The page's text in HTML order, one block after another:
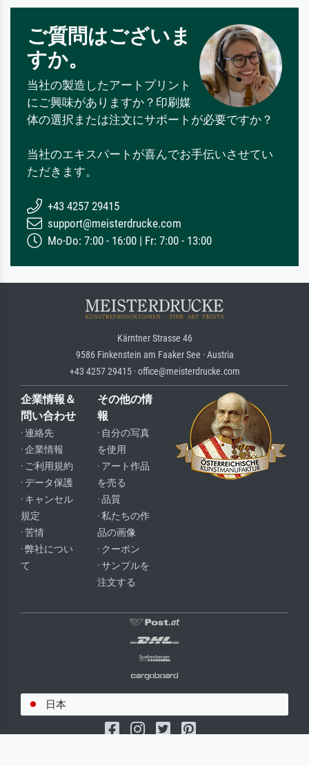
ご質問はございま
すか。
当社の製造したアートプリント
にご興味がありますか？印刷媒
体の選択または注文にサポートが必要ですか？
当社のエキスパートが喜んでお手伝いさせてい
ただきます。
+43 4257 29415
support@meisterdrucke.com
Mo-Do: 7:00 - 16:00 | Fr: 7:00 - 13:00
Kärntner Strasse 46
9586 Finkenstein am Faaker See · Austria
+43 4257 29415 · office@meisterdrucke.com
企業情報＆
問い合わせ
· 連絡先
· 企業情報
· ご利用規約
· データ保護
· キャンセル
規定
· 苦情
· 弊社につい
て
その他の情
報
· 自分の写真
を使用
· アート作品
を売る
· 品質
· 私たちの作
品の画像
· クーポン
· サンプルを
注文する
日本